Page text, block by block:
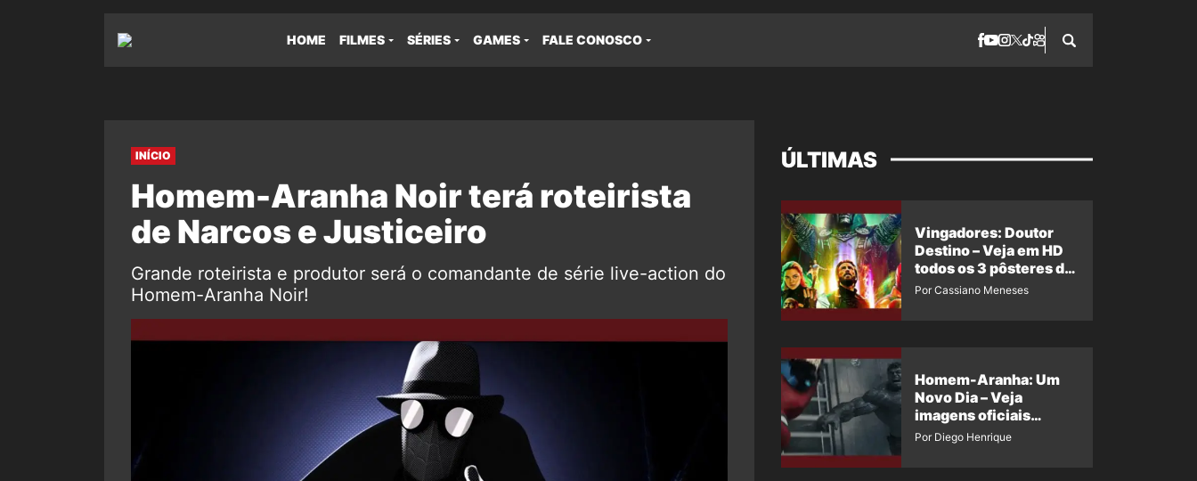
HOME FILMES SÉRIES GAMES FALE CONOSCO
INÍCIO
Homem-Aranha Noir terá roteirista
de Narcos e Justiceiro
Grande roteirista e produtor será o comandante de série live-action do
Homem-Aranha Noir!
ÚLTIMAS
Vingadores: Doutor
Destino – Veja em HD
todos os 3 pôsteres de
‘Doomsday’ + 1 imagem
Por Cassiano Meneses
Homem-Aranha: Um
Novo Dia – Veja
imagens oficiais
descartadas do Hulk
Por Diego Henrique